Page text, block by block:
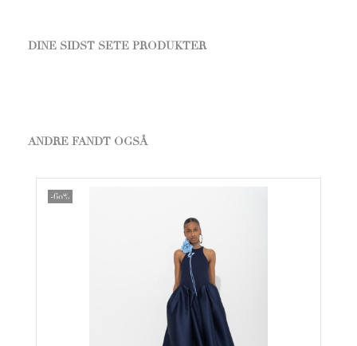
DINE SIDST SETE PRODUKTER
ANDRE FANDT OGSÅ
-60%